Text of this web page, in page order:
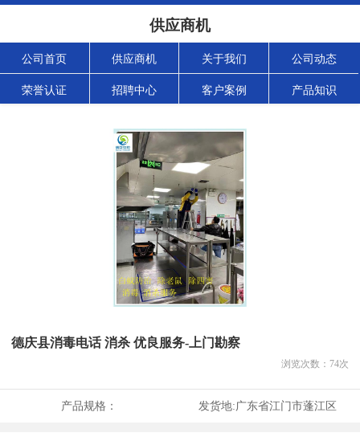
供应商机
公司首页 供应商机 关于我们 公司动态
荣誉认证 招聘中心 客户案例 产品知识
德庆县消毒电话 消杀 优良服务-上门勘察
浏览次数： 74次
产品规格： 发货地:广东省江门市蓬江区